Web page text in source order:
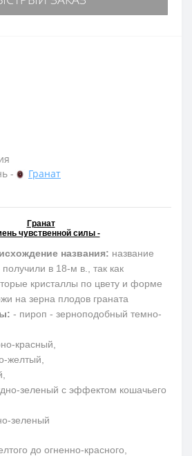
-
Гранат
Гранат
чувственной силы -
названия: название
получили в 18-м в., так как
кристаллы по цвету и форме
на зерна плодов граната
- пироп - зерноподобный темно-
красный,
желтый,
зеленый с эффектом кошачьего
зеленый
до огненно-красного,